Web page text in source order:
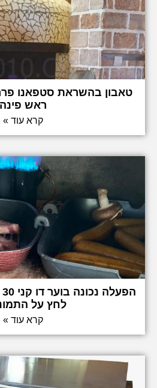
טאבון בהשראת סטפאנו
ראש פינה
קרא עוד »
לחץ על
קרא עוד »